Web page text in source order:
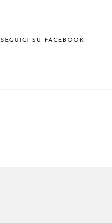
SEGUICI SU FACEBOOK